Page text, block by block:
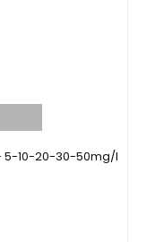
- 5-10-20-30-50mg/l